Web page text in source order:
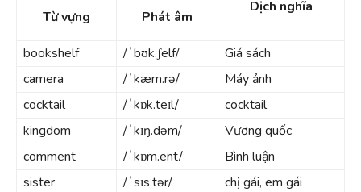
Từ vựng Phát âm
Dịch nghĩa
bookshelf /ˈbʊk.ʃelf/
Giá sách
camera
/ˈkæm.rə/
Máy ảnh
cocktail
/ˈkɒk.teɪl/
cocktail
kingdom
/ˈkɪŋ.dəm/
Vương quốc
comment
/ˈkɒm.ent/
Bình luận
sister
/ˈsɪs.tər/ chị gái, em gái